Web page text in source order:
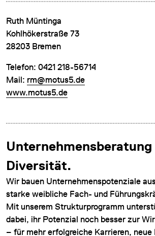
Ruth Müntinga
Kohlhökerstraße 73
28203 Bremen
Telefon: 0421 218-56714
Mail: rm@motus5.de
www.motus5.de
Diversität.
Wir bauen Unternehmenspotenziale
starke weibliche Fach- und
Mit unserem Strukturprogramm
dabei, ihr Potenzial noch besser zur
– für mehr erfolgreiche Karrieren,